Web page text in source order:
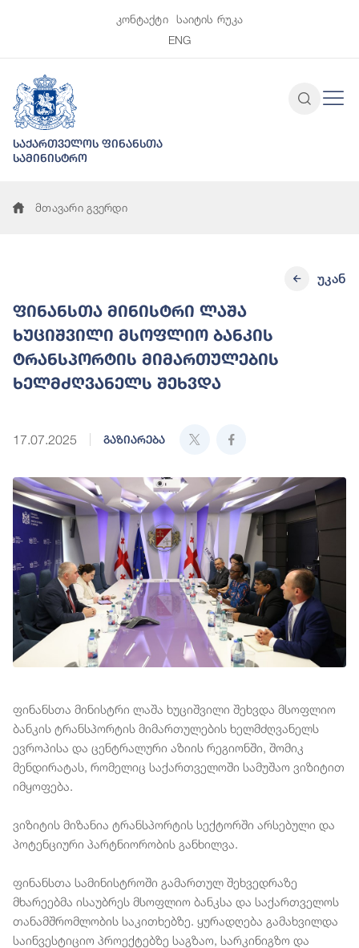
კონტაქტი
საიტის რუკა
ENG
საქართველოს ფინანსთა
სამინისტრო
მთავარი გვერდი
ფინანსთა მინისტრი ლაშა
ხუციშვილი მსოფლიო ბანკის
ტრანსპორტის მიმართულების
ხელმძღვანელს შეხვდა
17.07.2025 გაზიარება
უკან
ფინანსთა მინისტრი ლაშა ხუციშვილი შეხვდა მსოფლიო
ბანკის ტრანსპორტის მიმართულების ხელმძღვანელს
ევროპისა და ცენტრალური აზიის რეგიონში, შომიკ
მენდირატას, რომელიც საქართველოში სამუშაო ვიზიტით
იმყოფება.
ვიზიტის მიზანია ტრანსპორტის სექტორში არსებული და
პოტენციური პარტნიორობის განხილვა.
ფინანსთა სამინისტროში გამართულ შეხვედრაზე
მხარეებმა ისაუბრეს მსოფლიო ბანკსა და საქართველოს
თანამშრომლობის საკითხებზე. ყურადღება გამახვილდა
საინვესტიციო პროექტებზე საგზაო, სარკინიგზო და